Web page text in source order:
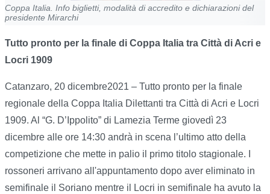
Coppa Italia. Info biglietti, modalità di accredito e dichiarazioni del
presidente Mirarchi
Tutto pronto per la finale di Coppa Italia tra Città di Acri e
Locri 1909
Catanzaro, 20 dicembre2021 – Tutto pronto per la finale
regionale della Coppa Italia Dilettanti tra Città di Acri e Locri
1909. Al “G. D’Ippolito” di Lamezia Terme giovedì 23
dicembre alle ore 14:30 andrà in scena l’ultimo atto della
competizione che mette in palio il primo titolo stagionale. I
rossoneri arrivano all'appuntamento dopo aver eliminato in
semifinale il Soriano mentre il Locri in semifinale ha avuto la